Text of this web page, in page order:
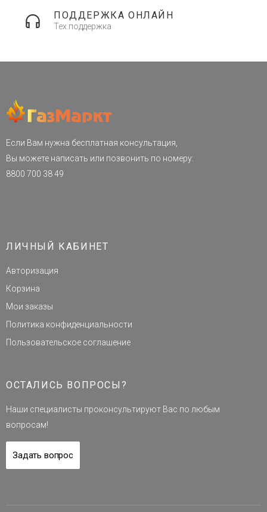
ПОДДЕРЖКА ОНЛАЙН
Тех.поддержка
Если Вам нужна бесплатная консультация,
Вы можете написать или позвонить по номеру:
8800 700 38 49
ЛИЧНЫЙ КАБИНЕТ
Авторизация
Корзина
Мои заказы
Политика конфиденциальности
Пользовательское соглашение
ОСТАЛИСЬ ВОПРОСЫ?
Наши специалисты проконсультируют Вас по любым
вопросам!
Задать вопрос